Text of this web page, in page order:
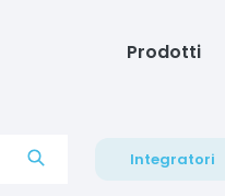
Prodotti
Integratori